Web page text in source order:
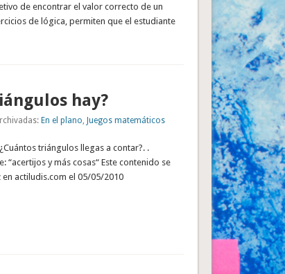
de encontrar el valor correcto de un
de lógica, permiten que el estudiante
hay?
En el plano, Juegos matemáticos
triángulos llegas a contar?. .
“acertijos y más cosas“ Este contenido se
actiludis.com el 05/05/2010